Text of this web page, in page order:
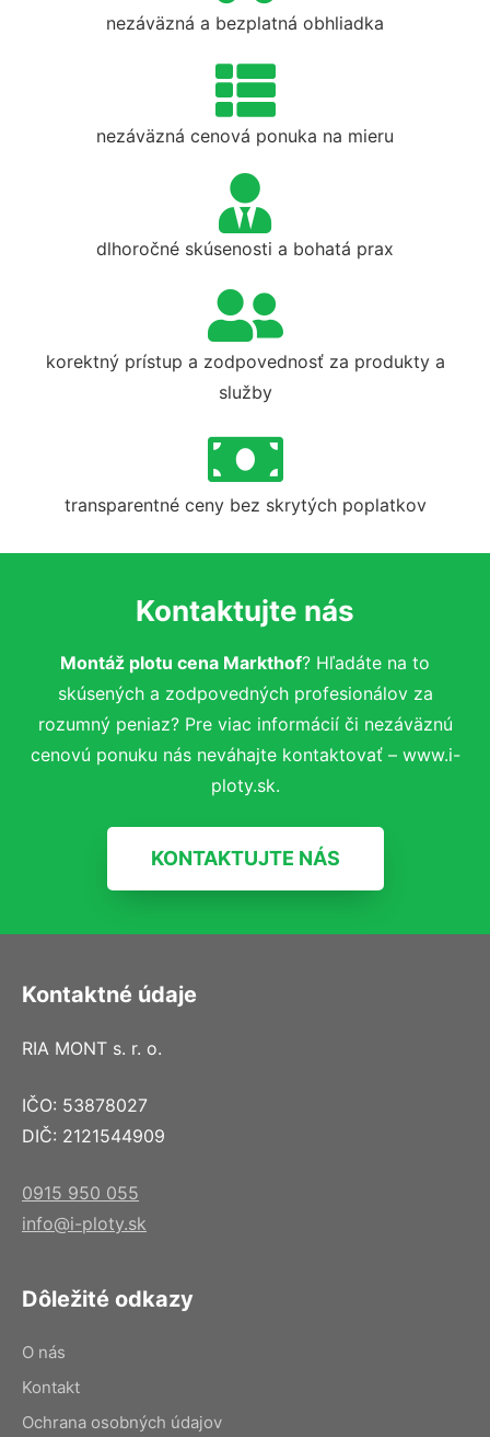
nezáväzná a bezplatná obhliadka
nezáväzná cenová ponuka na mieru
dlhoročné skúsenosti a bohatá prax
korektný prístup a zodpovednosť za produkty a
služby
transparentné ceny bez skrytých poplatkov
Kontaktujte nás
Montáž plotu cena Markthof? Hľadáte na to
skúsených a zodpovedných profesionálov za
rozumný peniaz? Pre viac informácií či nezáväznú
cenovú ponuku nás neváhajte kontaktovať – www.i-
ploty.sk.
KONTAKTUJTE NÁS
Kontaktné údaje
RIA MONT s. r. o.
IČO: 53878027
DIČ: 2121544909
0915 950 055
info@i-ploty.sk
Dôležité odkazy
O nás
Kontakt
Ochrana osobných údajov